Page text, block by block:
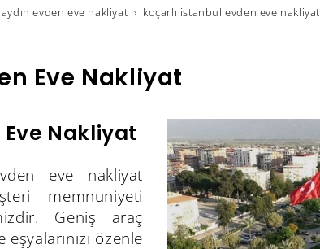
aydın evden eve nakliyat koçarlı i̇stanbul evden eve nakliyat
Eve Nakliyat
Nakliyat
eve nakliyat
memnuniyeti
Geniş araç
özenle